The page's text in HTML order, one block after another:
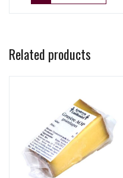
Related products